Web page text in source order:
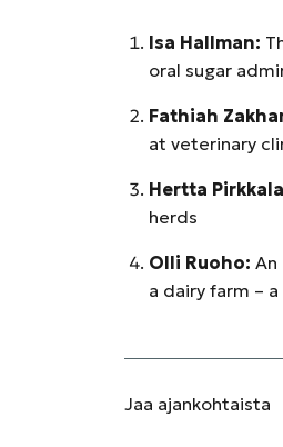
Isa Hallman:
oral sugar
Fathiah
at veterinary
Hertta
herds
Olli Ruoho: An
a dairy farm –
Jaa ajankohtaista